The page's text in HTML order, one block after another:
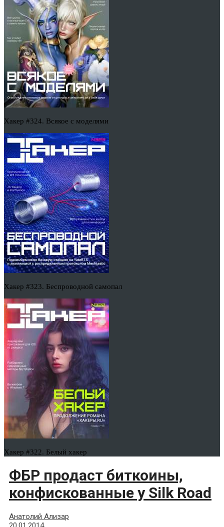
Хакер #324. Всякое с моделями
Хакер #323. Беспроводной самопал
Хакер #322. Белый хакер
ФБР продаст биткоины,
конфискованные у Silk Road
Анатолий Ализар